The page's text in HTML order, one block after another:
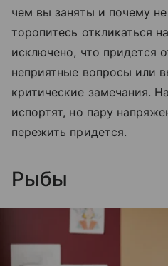
чем вы заняты и почему
торопитесь откликаться
исключено, что придется
неприятные вопросы или
критические замечания.
испортят, но пару
пережить придется.
Рыбы